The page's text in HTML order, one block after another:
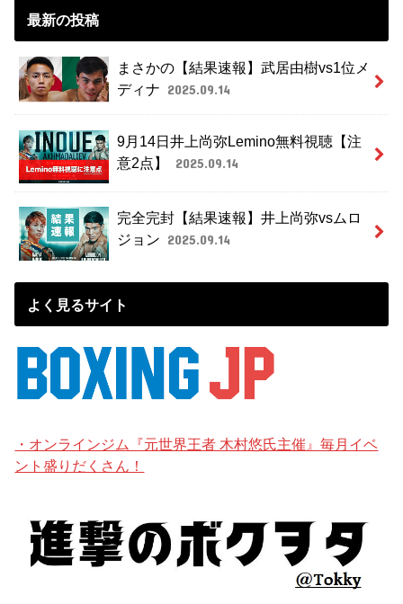
最新の投稿
まさかの【結果速報】武居由樹vs1位メ
ディナ 2025.09.14
9月14日井上尚弥Lemino無料視聴【注
意2点】
2025.09.14
完全完封【結果速報】井上尚弥vsムロ
ジョン 2025.09.14
よく見るサイト
・オンラインジム『元世界王者 木村悠氏主催』毎月イベ
ント盛りだくさん！